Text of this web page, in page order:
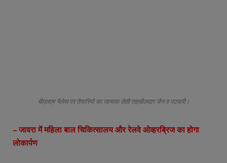
बीएलएम पैलेस पर तैयारियों का जायजा लेती तहसीलदार जैन व पटवारी।
– जावरा में महिला बाल चिकित्सालय और रेलवे ओव्हरब्रिज का होगा
लोकार्पण